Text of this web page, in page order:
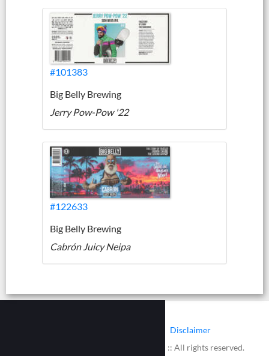
#101383
Big Belly Brewing
Jerry Pow-Pow '22
#122633
Big Belly Brewing
Cabrón Juicy Neipa
Disclaimer
© 2002 - 2026 :: www.bieretiketten.nl :: All rights reserved.